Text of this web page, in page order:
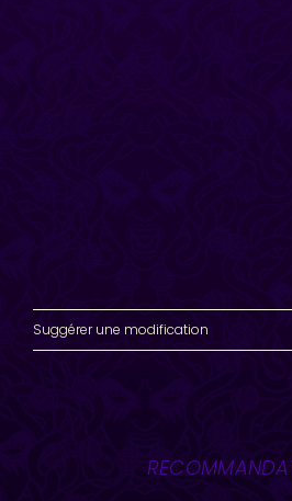
Suggérer une modification